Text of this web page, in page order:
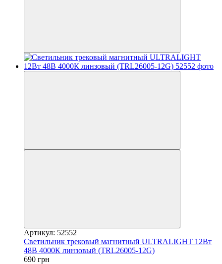
Артикул: 52552
Светильник трековый магнитный ULTRALIGHT 12Вт
48В 4000К линзовый (TRL26005-12G)
690 грн